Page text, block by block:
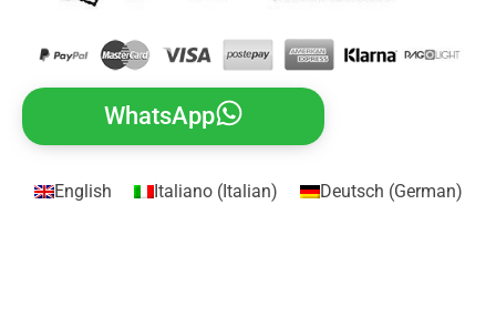
WhatsApp
English Italiano(Italian) Deutsch (German)